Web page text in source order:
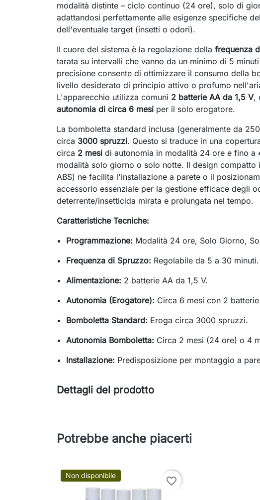
modalità distinte – ciclo continuo (24 ore), solo di
adattandosi perfettamente alle esigenze specifiche
dell'eventuale target (insetti o odori).
Il cuore del sistema è la regolazione della frequenza
tarata su intervalli che vanno da un minimo di 5
precisione consente di ottimizzare il consumo della
livello desiderato di principio attivo o profumo
L'apparecchio utilizza comuni 2 batterie AA da 1,5 V,
autonomia di circa 6 mesi per il solo erogatore.
La bomboletta standard inclusa (generalmente da
circa 3000 spruzzi. Questo si traduce in una
circa 2 mesi di autonomia in modalità 24 ore e fino a
modalità solo giorno o solo notte. Il design compatto
ABS) ne facilita l'installazione a parete o il
accessorio essenziale per la gestione efficace degli
deterrente/insetticida mirata e prolungata nel tempo.
Caratteristiche Tecniche:
Programmazione: Modalità 24 ore, Solo Giorno,
Frequenza di Spruzzo: Regolabile da 5 a 30 minuti.
Alimentazione: 2 batterie AA da 1,5 V.
Autonomia (Erogatore): Circa 6 mesi con 2
Bomboletta Standard: Eroga circa 3000 spruzzi.
Autonomia Bomboletta: Circa 2 mesi (24 ore) o 4
Installazione: Predisposizione per montaggio a
Dettagli del prodotto
Potrebbe anche piacerti
Non disponibile favorite_border